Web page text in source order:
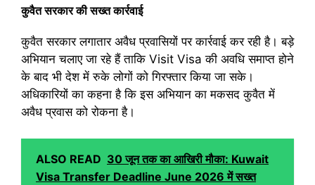
कुवैत सरकार की सख्त कार्रवाई
कुवैत सरकार लगातार अवैध प्रवासियों पर कार्रवाई कर रही है। बड़े
अभियान चलाए जा रहे हैं ताकि Visit Visa की अवधि समाप्त होने
के बाद भी देश में रुके लोगों को गिरफ्तार किया जा सके।
अधिकारियों का कहना है कि इस अभियान का मकसद कुवैत में
अवैध प्रवास को रोकना है।
ALSO READ 30 जून तक का आखिरी मौका: Kuwait
Visa Transfer Deadline June 2026 में सख्त